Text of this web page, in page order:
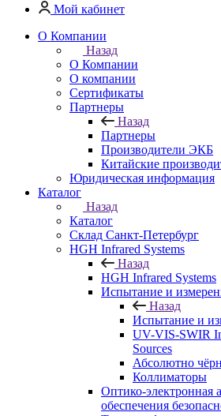
Мой кабинет
О Компании
Назад
О Компании
О компании
Сертификаты
Партнеры
Назад
Партнеры
Производители ЭКБ
Китайские
Юридическая информация
Каталог
Назад
Каталог
Cклад Санкт-Петербург
HGH Infrared Systems
Назад
HGH Infrared Systems
Испытание и
Назад
Испытание и
UV-VIS-SWIR
Sources
Абсолютно
Коллиматоры
Оптико-электронная
обеспечения